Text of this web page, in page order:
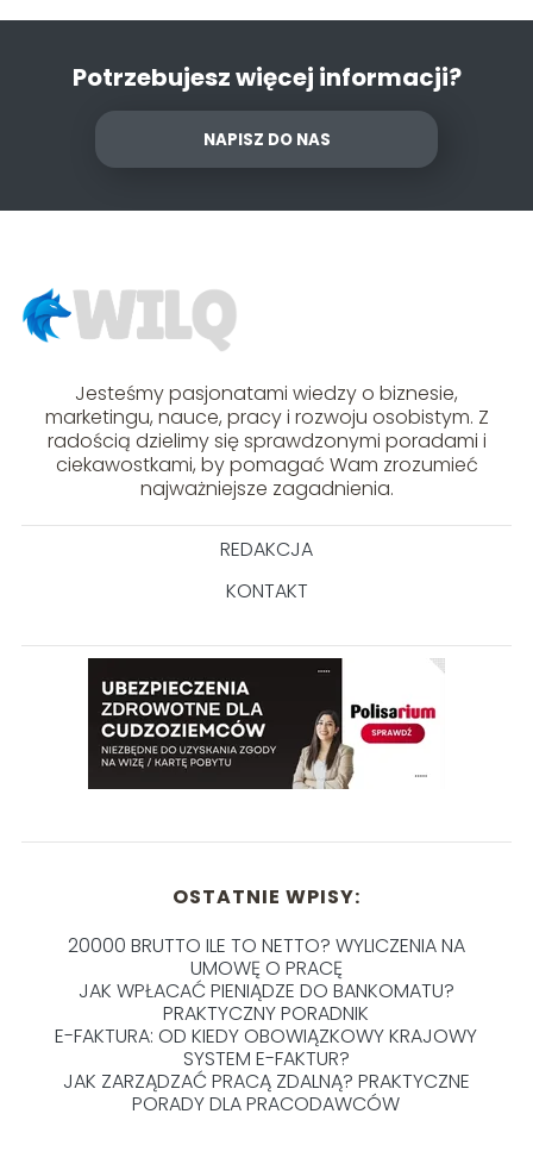
Potrzebujesz więcej informacji?
NAPISZ DO NAS
Jesteśmy pasjonatami wiedzy o biznesie,
marketingu, nauce, pracy i rozwoju osobistym. Z
radością dzielimy się sprawdzonymi poradami i
ciekawostkami, by pomagać Wam zrozumieć
najważniejsze zagadnienia.
REDAKCJA
KONTAKT
OSTATNIE WPISY:
20000 BRUTTO ILE TO NETTO? WYLICZENIA NA
UMOWĘ O PRACĘ
JAK WPŁACAĆ PIENIĄDZE DO BANKOMATU?
PRAKTYCZNY PORADNIK
E-FAKTURA: OD KIEDY OBOWIĄZKOWY KRAJOWY
SYSTEM E-FAKTUR?
JAK ZARZĄDZAĆ PRACĄ ZDALNĄ? PRAKTYCZNE
PORADY DLA PRACODAWCÓW